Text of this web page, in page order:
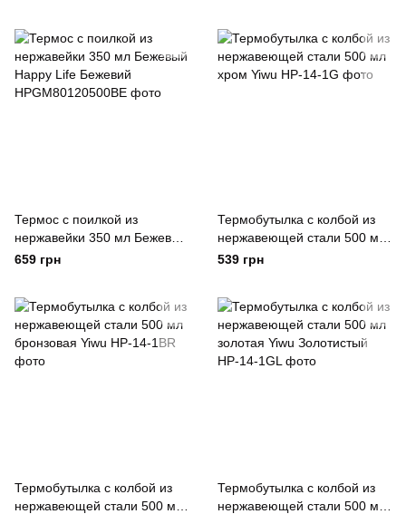
Термос с поилкой из
нержавейки 350 мл Бежевый
Happy Life Бежевий
659 грн
Термобутылка с колбой из
нержавеющей стали 500 мл
хром Yiwu
539 грн
Термобутылка с колбой из
нержавеющей стали 500 мл
Термобутылка с колбой из
нержавеющей стали 500 мл